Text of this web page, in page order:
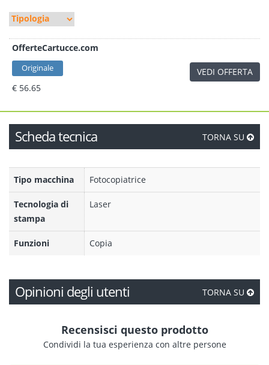
OfferteCartucce.com
Originale
€ 56.65
VEDI OFFERTA
Scheda tecnica TORNA SU
Tipo macchina Fotocopiatrice
Tecnologia di
stampa
Laser
Funzioni Copia
Opinioni degli utenti TORNA SU
Recensisci questo prodotto
Condividi la tua esperienza con altre persone